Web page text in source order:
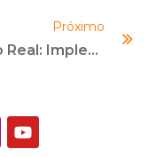
Próximo
Caso Real: Implementando Inteligência Artificial Na Rotina Do Compliance